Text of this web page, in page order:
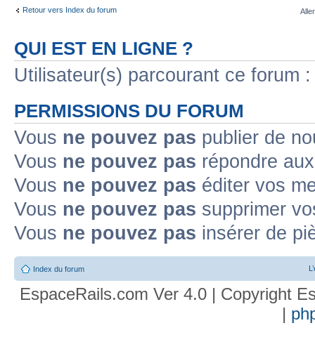
Retour vers Index du forum
QUI EST EN LIGNE ?
Utilisateur(s) parcourant ce forum
PERMISSIONS DU FORUM
Vous ne pouvez pas publier de
Vous ne pouvez pas répondre
Vous ne pouvez pas éditer vos
Vous ne pouvez pas supprimer
Vous ne pouvez pas insérer de
Index du forum
EspaceRails.com Ver 4.0 | Copyright
|